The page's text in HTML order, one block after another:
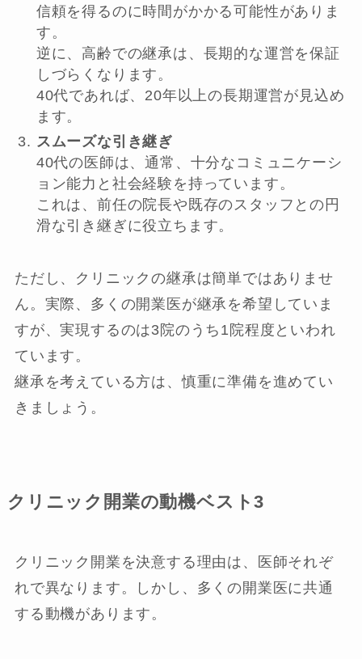
信頼を得るのに時間がかかる可能性がありま
す。
逆に、高齢での継承は、長期的な運営を保証
しづらくなります。
40代であれば、20年以上の長期運営が見込め
ます。
スムーズな引き継ぎ
40代の医師は、通常、十分なコミュニケーシ
ョン能力と社会経験を持っています。
これは、前任の院長や既存のスタッフとの円
滑な引き継ぎに役立ちます。
ただし、クリニックの継承は簡単ではありませ
ん。実際、多くの開業医が継承を希望していま
すが、実現するのは3院のうち1院程度といわれ
ています。
継承を考えている方は、慎重に準備を進めてい
きましょう。
クリニック開業の動機ベスト3
クリニック開業を決意する理由は、医師それぞ
れで異なります。しかし、多くの開業医に共通
する動機があります。